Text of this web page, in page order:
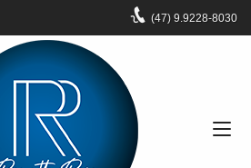
(47) 9.9228-8030